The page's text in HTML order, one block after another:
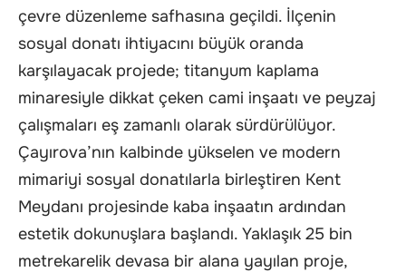
çevre düzenleme safhasına geçildi. İlçenin
sosyal donatı ihtiyacını büyük oranda
karşılayacak projede; titanyum kaplama
minaresiyle dikkat çeken cami inşaatı ve peyzaj
çalışmaları eş zamanlı olarak sürdürülüyor.
Çayırova’nın kalbinde yükselen ve modern
mimariyi sosyal donatılarla birleştiren Kent
Meydanı projesinde kaba inşaatın ardından
estetik dokunuşlara başlandı. Yaklaşık 25 bin
metrekarelik devasa bir alana yayılan proje,